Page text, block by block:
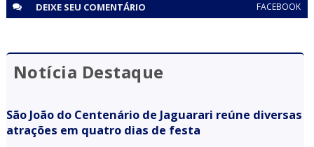
DEIXE SEU COMENTÁRIO FACEBOOK
Notícia Destaque
São João do Centenário de Jaguarari reúne diversas
atrações em quatro dias de festa